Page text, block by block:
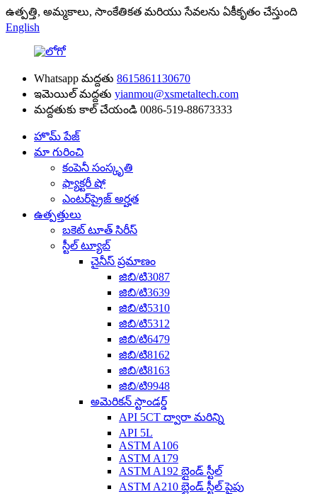
ఉత్పత్తి, అమ్మకాలు, సాంకేతికత మరియు సేవలను ఏకీకృతం చేస్తుంది
English
Whatsapp మద్దతు 8615861130670
ఇమెయిల్ మద్దతు yianmou@xsmetaltech.com
మద్దతుకు కాల్ చేయండి 0086-519-88673333
హొమ్ పేజ్
మా గురించి
కంపెనీ సంస్కృతి
ఫ్యాక్టరీ షో
ఎంటర్‌ప్రైజ్ అర్హత
ఉత్పత్తులు
బకెట్ టూత్ సిరీస్
స్టీల్ ట్యూబ్
చైనీస్ ప్రమాణం
జిబి/టి3087
జిబి/టి3639
జిబి/టి5310
జిబి/టి5312
జిబి/టి6479
జిబి/టి8162
జిబి/టి8163
జిబి/టి9948
అమెరికన్ స్టాండర్డ్
API 5CT ద్వారా మరిన్ని
API 5L
ASTM A106
ASTM A179
ASTM A192 బ్లైండ్ స్టీల్
ASTM A210 బ్లైండ్ స్టీల్ పైపు